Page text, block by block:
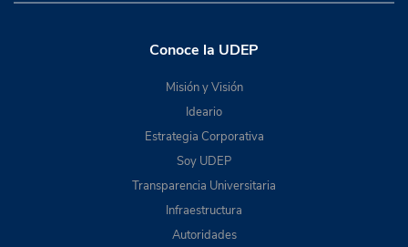
Conoce la UDEP
Misión y Visión
Ideario
Estrategia Corporativa
Soy UDEP
Transparencia Universitaria
Infraestructura
Autoridades